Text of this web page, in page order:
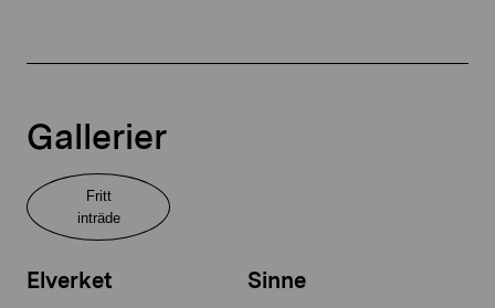
Gallerier
Fritt
inträde
Elverket Sinne